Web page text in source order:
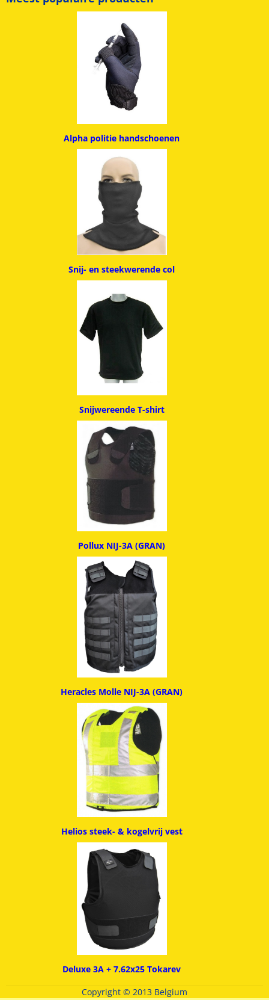
Alpha politie handschoenen
Snij- en steekwerende col
Snijwereende T-shirt
Pollux NIJ-3A (GRAN)
Heracles Molle NIJ-3A (GRAN)
Helios steek- & kogelvrij vest
Deluxe 3A + 7.62x25 Tokarev
Copyright © 2013 Belgium